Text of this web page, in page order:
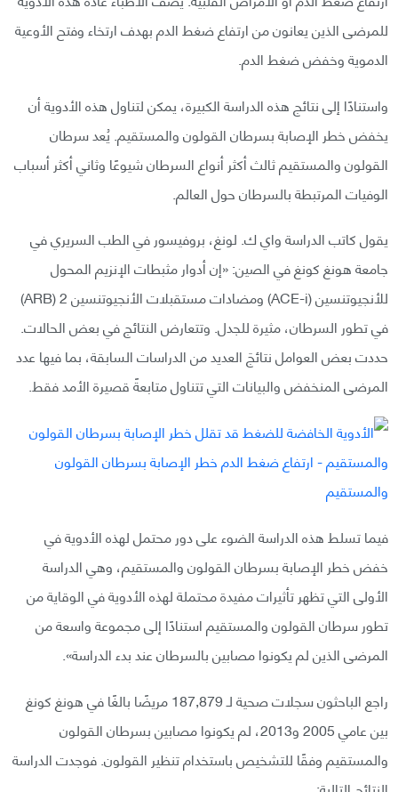
للمرضى الذين يعانون من ارتفاع ضغط الدم بهدف ارتخاء وفتح الأوعية
الدموية وخفض ضغط الدم.
واستنادًا إلى نتائج هذه الدراسة الكبيرة، يمكن لتناول هذه الأدوية أن
يخفض خطر الإصابة بسرطان القولون والمستقيم. يُعد سرطان
القولون والمستقيم ثالث أكثر أنواع السرطان شيوعًا وثاني أكثر أسباب
الوفيات المرتبطة بالسرطان حول العالم.
يقول كاتب الدراسة واي ك. لونغ، بروفيسور في الطب السريري في
جامعة هونغ كونغ في الصين: «إن أدوار مثبطات الإنزيم المحول
للأنجيوتنسين (ACE-i) ومضادات مستقبلات الأنجيوتنسين 2 (ARB)
في تطور السرطان، مثيرة للجدل. وتتعارض النتائج في بعض الحالات.
حددت بعض العوامل نتائجَ العديد من الدراسات السابقة، بما فيها عدد
المرضى المنخفض والبيانات التي تتناول متابعةً قصيرة الأمد فقط.
فيما تسلط هذه الدراسة الضوء على دور محتمل لهذه الأدوية في
خفض خطر الإصابة بسرطان القولون والمستقيم، وهي الدراسة
الأولى التي تظهر تأثيرات مفيدة محتملة لهذه الأدوية في الوقاية من
تطور سرطان القولون والمستقيم استنادًا إلى مجموعة واسعة من
المرضى الذين لم يكونوا مصابين بالسرطان عند بدء الدراسة».
راجع الباحثون سجلات صحية لـ 187,879 مريضًا بالغًا في هونغ كونغ
بين عامي 2005 و2013، لم يكونوا مصابين بسرطان القولون
والمستقيم وفقًا للتشخيص باستخدام تنظير القولون. فوجدت الدراسة